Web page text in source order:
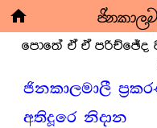
home
පොතේ ඒ ඒ පරිච්ඡේද
ජිනකාලමාලී
අතිදූරෙ නිදාන